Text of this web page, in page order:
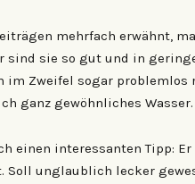
mehrfach erwähnt,
sind sie so gut und in
im Zweifel sogar problemlos
ganz gewöhnliches Wasser.
einen interessanten Tipp:
Soll unglaublich lecker